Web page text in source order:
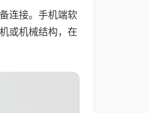
连接。手机端软
或机械结构，在